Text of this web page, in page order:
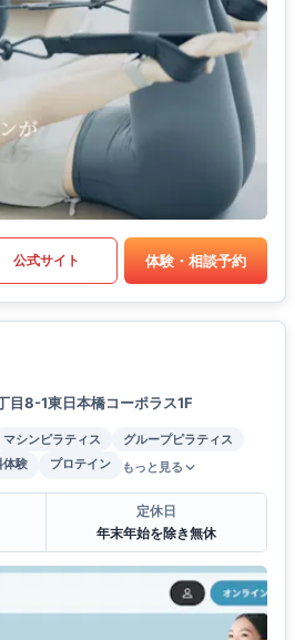
公式サイト 体験・相談予約
目8-1東日本橋コーポラス1F
マシンピラティス
グループピラティス
体験 プロテイン もっと見る
定休日
年末年始を除き無休